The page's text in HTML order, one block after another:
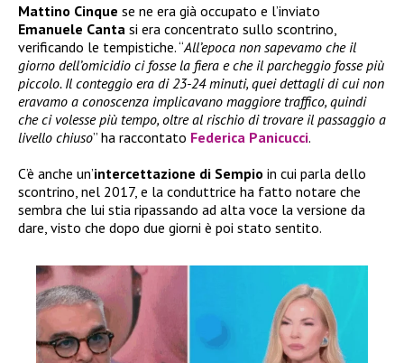
Mattino Cinque se ne era già occupato e l’inviato
Emanuele Canta si era concentrato sullo scontrino,
verificando le tempistiche. “All’epoca non sapevamo che il
giorno dell’omicidio ci fosse la fiera e che il parcheggio fosse più
piccolo. Il conteggio era di 23-24 minuti, quei dettagli di cui non
eravamo a conoscenza implicavano maggiore traffico, quindi
che ci volesse più tempo, oltre al rischio di trovare il passaggio a
livello chiuso” ha raccontato Federica Panicucci.
C’è anche un’intercettazione di Sempio in cui parla dello
scontrino, nel 2017, e la conduttrice ha fatto notare che
sembra che lui stia ripassando ad alta voce la versione da
dare, visto che dopo due giorni è poi stato sentito.